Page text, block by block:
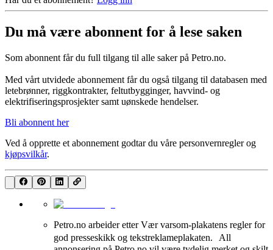
Du må være abonnent for å lese saken
Som abonnent får du full tilgang til alle saker på Petro.no.
Med vårt utvidede abonnement får du også tilgang til databasen med
letebrønner, riggkontrakter, feltutbygginger, havvind- og
elektrifiseringsprosjekter samt uønskede hendelser.
Bli abonnent her
Ved å opprette et abonnement godtar du våre personvernreglerog
kjøpsvilkår.
Petro.no arbeider etter Vær varsom-plakatens regler for
god presseskikk og tekstreklameplakaten. All